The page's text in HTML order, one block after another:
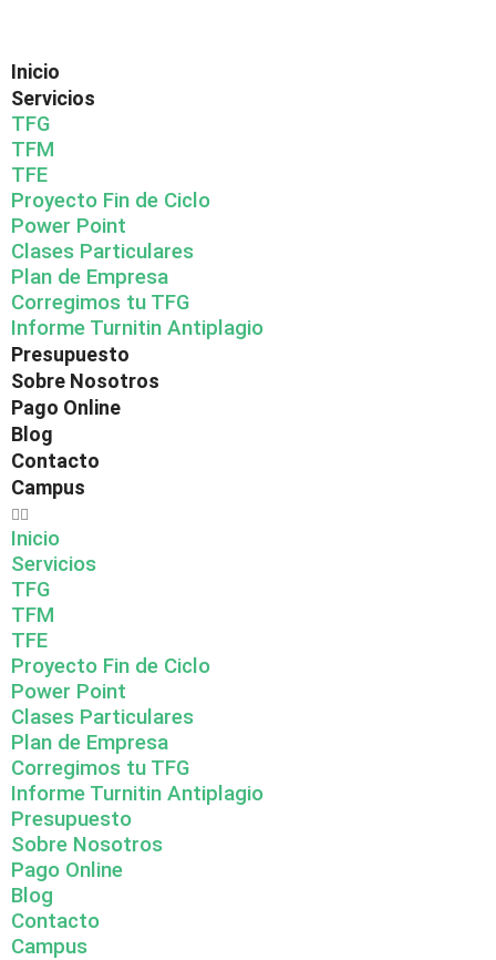
Inicio
Servicios
TFG
TFM
TFE
Proyecto Fin de Ciclo
Power Point
Clases Particulares
Plan de Empresa
Corregimos tu TFG
Informe Turnitin Antiplagio
Presupuesto
Sobre Nosotros
Pago Online
Blog
Contacto
Campus
Inicio
Servicios
TFG
TFM
TFE
Proyecto Fin de Ciclo
Power Point
Clases Particulares
Plan de Empresa
Corregimos tu TFG
Informe Turnitin Antiplagio
Presupuesto
Sobre Nosotros
Pago Online
Blog
Contacto
Campus